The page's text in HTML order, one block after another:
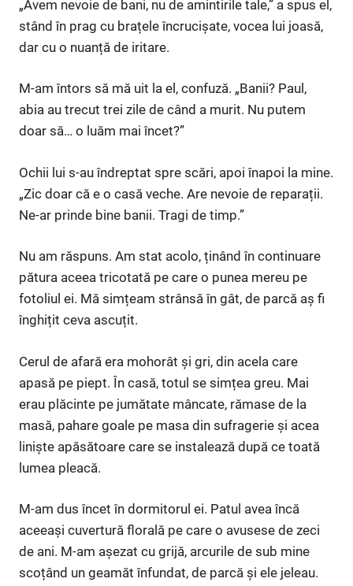
„Avem nevoie de bani, nu de amintirile tale,” a spus el,
stând în prag cu brațele încrucișate, vocea lui joasă,
dar cu o nuanță de iritare.
M-am întors să mă uit la el, confuză. „Banii? Paul,
abia au trecut trei zile de când a murit. Nu putem
doar să… o luăm mai încet?”
Ochii lui s-au îndreptat spre scări, apoi înapoi la mine.
„Zic doar că e o casă veche. Are nevoie de reparații.
Ne-ar prinde bine banii. Tragi de timp.”
Nu am răspuns. Am stat acolo, ținând în continuare
pătura aceea tricotată pe care o punea mereu pe
fotoliul ei. Mă simțeam strânsă în gât, de parcă aș fi
înghițit ceva ascuțit.
Cerul de afară era mohorât și gri, din acela care
apasă pe piept. În casă, totul se simțea greu. Mai
erau plăcinte pe jumătate mâncate, rămase de la
masă, pahare goale pe masa din sufragerie și acea
liniște apăsătoare care se instalează după ce toată
lumea pleacă.
M-am dus încet în dormitorul ei. Patul avea încă
aceeași cuvertură florală pe care o avusese de zeci
de ani. M-am așezat cu grijă, arcurile de sub mine
scoțând un geamăt înfundat, de parcă și ele jeleau.